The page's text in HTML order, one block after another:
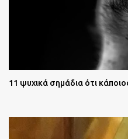
11 ψυχικά σημάδια ότι